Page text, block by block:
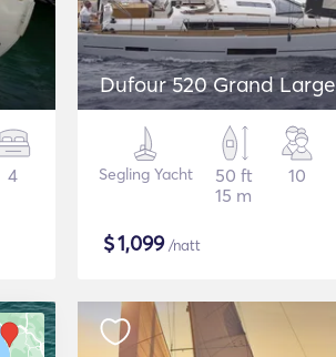
4
Dufour 520 Grand Large
Segling Yacht
50 ft
15 m
10
$1,099/natt